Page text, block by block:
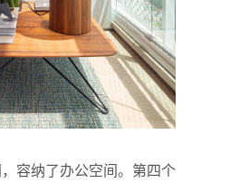
容纳了办公空间。第四个